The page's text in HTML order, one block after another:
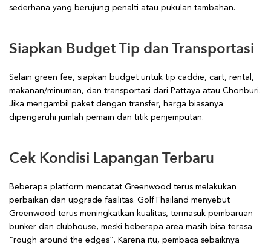
sederhana yang berujung penalti atau pukulan tambahan.
Siapkan Budget Tip dan Transportasi
Selain green fee, siapkan budget untuk tip caddie, cart, rental,
makanan/minuman, dan transportasi dari Pattaya atau Chonburi.
Jika mengambil paket dengan transfer, harga biasanya
dipengaruhi jumlah pemain dan titik penjemputan.
Cek Kondisi Lapangan Terbaru
Beberapa platform mencatat Greenwood terus melakukan
perbaikan dan upgrade fasilitas. GolfThailand menyebut
Greenwood terus meningkatkan kualitas, termasuk pembaruan
bunker dan clubhouse, meski beberapa area masih bisa terasa
“rough around the edges”. Karena itu, pembaca sebaiknya